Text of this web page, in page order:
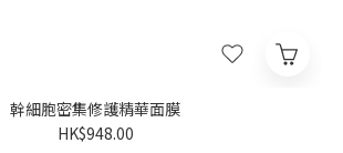
幹細胞密集修護精華面膜
HK$948.00